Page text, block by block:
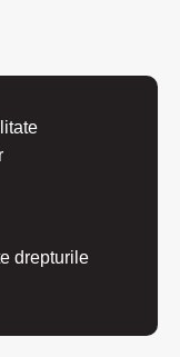
drepturile